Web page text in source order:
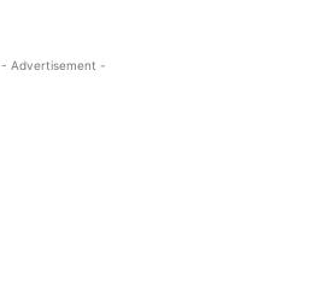
- Advertisement -